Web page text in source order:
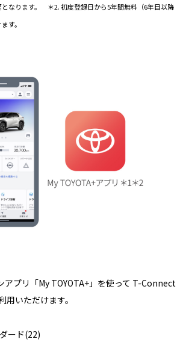
となります。 ＊2. 初度登録日から5年間無料（6年目以降
す。
アプリ「My TOYOTA+」を使って T-Connect
用いただけます。
ード(22)